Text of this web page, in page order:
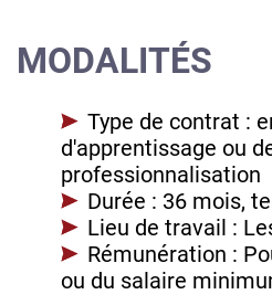
MODALITÉS
Type de contrat :
d'apprentissage ou
professionnalisation
Durée : 36 mois,
Lieu de travail :
Rémunération :
ou du salaire